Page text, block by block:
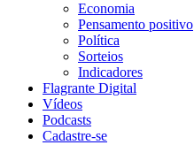
Economia
Pensamento positivo
Política
Sorteios
Indicadores
Flagrante Digital
Vídeos
Podcasts
Cadastre-se